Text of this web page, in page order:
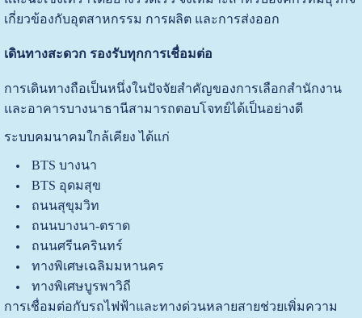
เกี่ยวข้องกับอุตสาหกรรม การผลิต และการส่งออก
เดินทางสะดวก รองรับทุกการเชื่อมต่อ
การเดินทางถือเป็นหนึ่งในปัจจัยสำคัญของการเลือกสำนักงาน
และอาคารบางนาธานีสามารถตอบโจทย์ได้เป็นอย่างดี
ระบบคมนาคมใกล้เคียง ได้แก่
BTS บางนา
BTS อุดมสุข
ถนนสุขุมวิท
ถนนบางนา-ตราด
ถนนศรีนครินทร์
ทางพิเศษเฉลิมมหานคร
ทางพิเศษบูรพาวิถี
การเชื่อมต่อกับรถไฟฟ้าและทางด่วนหลายสายช่วยเพิ่มความ